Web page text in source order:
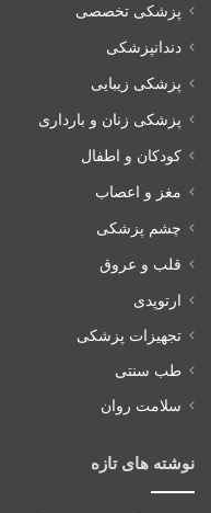
پزشکی تخصصی
دندانپزشکی
پزشکی زیبایی
پزشکی زنان و بارداری
کودکان و اطفال
مغز و اعصاب
چشم پزشکی
قلب و عروق
ارتوپدی
تجهیزات پزشکی
طب سنتی
سلامت روان
نوشته های تازه